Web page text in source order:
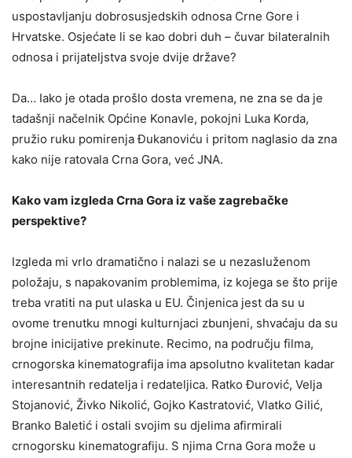
uspostavljanju dobrosusjedskih odnosa Crne Gore i
Hrvatske. Osjećate li se kao dobri duh – čuvar bilateralnih
odnosa i prijateljstva svoje dvije države?
Da… Iako je otada prošlo dosta vremena, ne zna se da je
tadašnji načelnik Općine Konavle, pokojni Luka Korda,
pružio ruku pomirenja Đukanoviću i pritom naglasio da zna
kako nije ratovala Crna Gora, već JNA.
Kako vam izgleda Crna Gora iz vaše zagrebačke
perspektive?
Izgleda mi vrlo dramatično i nalazi se u nezasluženom
položaju, s napakovanim problemima, iz kojega se što prije
treba vratiti na put ulaska u EU. Činjenica jest da su u
ovome trenutku mnogi kulturnjaci zbunjeni, shvaćaju da su
brojne inicijative prekinute. Recimo, na području filma,
crnogorska kinematografija ima apsolutno kvalitetan kadar
interesantnih redatelja i redateljica. Ratko Đurović, Velja
Stojanović, Živko Nikolić, Gojko Kastratović, Vlatko Gilić,
Branko Baletić i ostali svojim su djelima afirmirali
crnogorsku kinematografiju. S njima Crna Gora može u